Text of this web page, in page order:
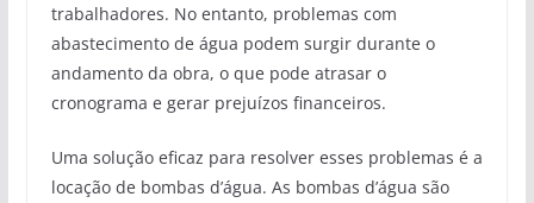
trabalhadores. No entanto, problemas com
abastecimento de água podem surgir durante o
andamento da obra, o que pode atrasar o
cronograma e gerar prejuízos financeiros.
Uma solução eficaz para resolver esses problemas é a
locação de bombas d’água. As bombas d’água são